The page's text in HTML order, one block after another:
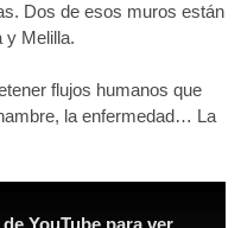
Dos de esos muros están
y Melilla.
flujos humanos que
la enfermedad… La
YouTube para ver